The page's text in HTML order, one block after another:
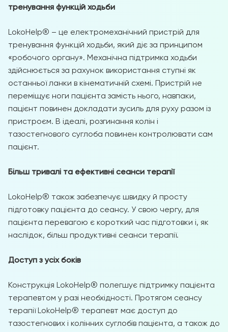
тренування функцій ходьби
LokoHelp® – це електромеханічний пристрій для
тренування функцій ходьби, який діє за принципом
«робочого органу». Механічна підтримка ходьби
здійснюється за рахунок використання ступні як
останньої ланки в кінематичній схемі. Пристрій не
переміщує ноги пацієнта замість нього, навпаки,
пацієнт повинен докладати зусиль для руху разом із
пристроєм. В ідеалі, розгинання колін і
тазостегнового суглоба повинен контролювати сам
пацієнт.
Більш тривалі та ефективні сеанси терапії
LokoHelp® також забезпечує швидку й просту
підготовку пацієнта до сеансу. У свою чергу, для
пацієнта перевагою є короткий час підготовки і, як
наслідок, більш продуктивні сеанси терапії.
Доступ з усіх боків
Конструкція LokoHelp® полегшує підтримку пацієнта
терапевтом у разі необхідності. Протягом сеансу
терапії LokoHelp® терапевт має доступ до
тазостегнових і колінних суглобів пацієнта, а також до